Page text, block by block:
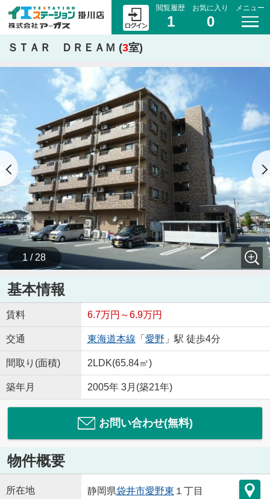
閲覧履歴
1
お気に入り
0
メニュー
ＳＴＡＲ ＤＲＥＡＭ (3室)
1 / 28
基本情報
賃料 6.7万円～6.9万円
交通 東海道本線 「 愛野 」駅 徒歩4分
間取り(面積) 2LDK(65.84㎡)
築年月 2005年 3月(築21年)
お問い合わせ(無料)
物件概要
所在地 静岡県袋井市愛野東 １丁目